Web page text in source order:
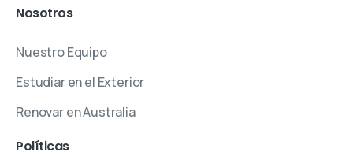
Nosotros
Nuestro Equipo
Estudiar en el Exterior
Renovar en Australia
Políticas